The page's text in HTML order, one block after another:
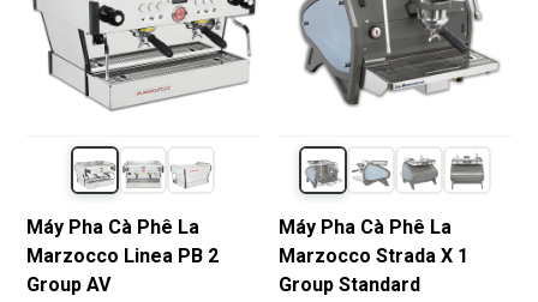
Máy Pha Cà Phê La
Marzocco Linea PB 2
Group AV
Máy Pha Cà Phê La
Marzocco Strada X 1
Group Standard